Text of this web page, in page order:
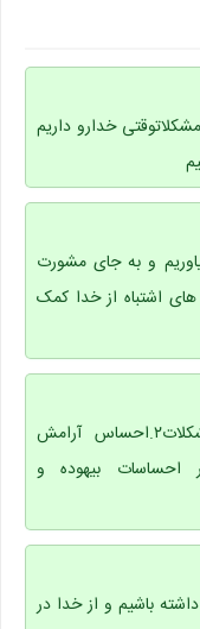
خدارو داریم
و به جای مشورت
اشتباه از خدا کمک
۱.کمک خواستن از خداوند در بدابر مشکلات۲.احساس آرامش
به خداوند۴.قلبه بر احساسات بیهوده و
باشیم و از خدا در